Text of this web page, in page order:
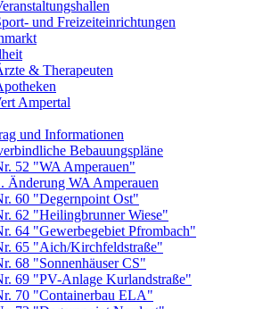
und Freizeiteinrichtungen
& Therapeuten
Ampertal
und Informationen
Bebauungspläne
52 "WA Amperauen"
Änderung WA Amperauen
60 "Degernpoint Ost"
62 "Heilingbrunner Wiese"
64 "Gewerbegebiet Pfrombach"
65 "Aich/Kirchfeldstraße"
68 "Sonnenhäuser CS"
69 "PV-Anlage Kurlandstraße"
70 "Containerbau ELA"